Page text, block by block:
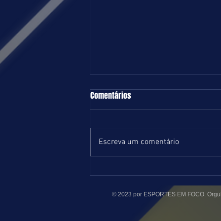
TURFE = TERÇA-FEIRA = 04.08.26 =
Programação regular e sem
maiores atrativos esta noite no
na areia e três na grama, ambas
leves. Ontem numa noturna com
poucas surpresa
Comentários
Escreva um comentário
© 2023 por ESPORTES EM FOCO.